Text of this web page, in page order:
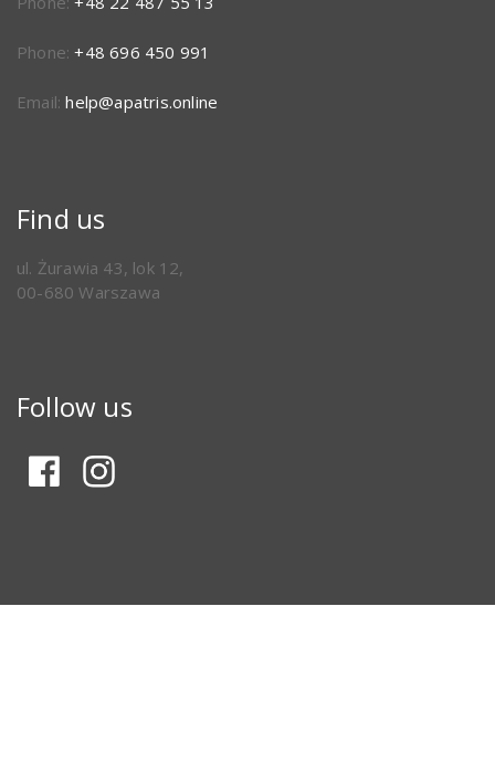
Phone:+48 696 450 991
Email:help@apatris.online
Find us
ul. Żurawia 43, lok 12,
00-680 Warszawa
Follow us